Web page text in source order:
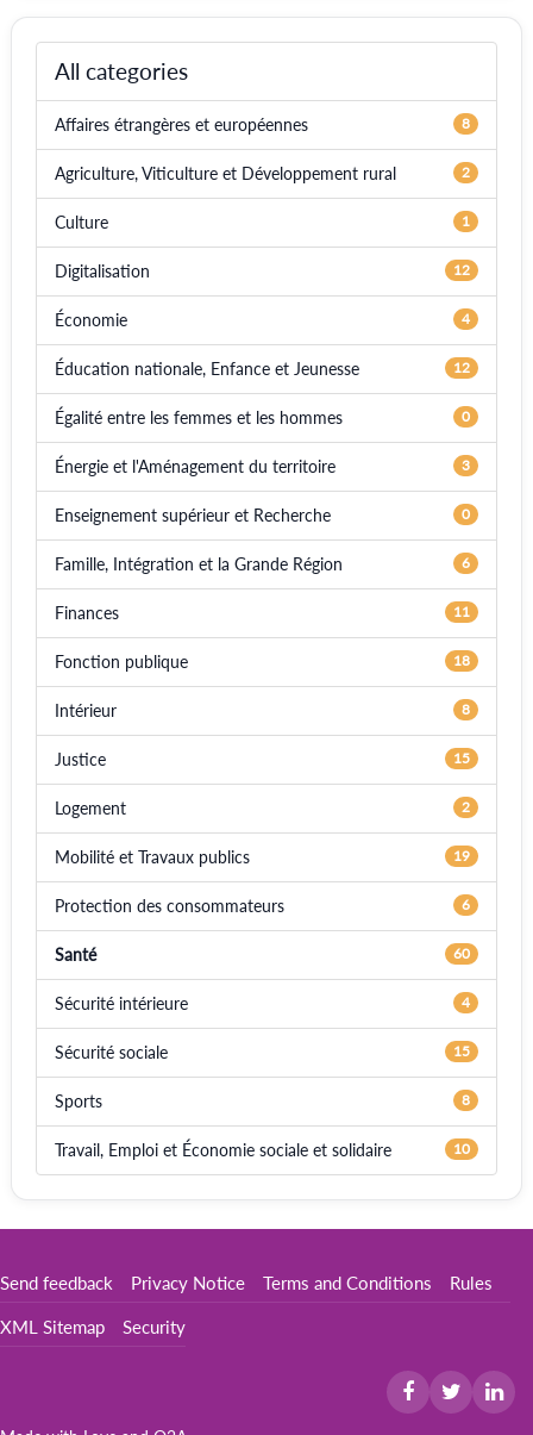
All categories
Affaires étrangères et européennes 8
Agriculture, Viticulture et Développement rural 2
Culture 1
Digitalisation 12
Économie 4
Éducation nationale, Enfance et Jeunesse 12
Égalité entre les femmes et les hommes 0
Énergie et l'Aménagement du territoire 3
Enseignement supérieur et Recherche 0
Famille, Intégration et la Grande Région 6
Finances 11
Fonction publique 18
Intérieur 8
Justice 15
Logement 2
Mobilité et Travaux publics 19
Protection des consommateurs 6
Santé 60
Sécurité intérieure 4
Sécurité sociale 15
Sports 8
Travail, Emploi et Économie sociale et solidaire 10
Send feedback Privacy Notice Terms and Conditions Rules
XML Sitemap Security